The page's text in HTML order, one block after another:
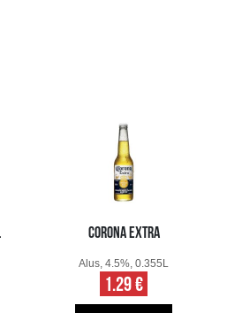
CORONA EXTRA
Alus, 4.5%, 0.355L
1.29 €